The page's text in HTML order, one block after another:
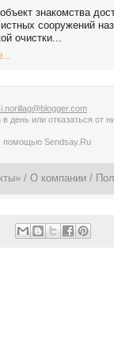
знакомства
сооружений
очистки...
в день или отказаться от
помощью Sendsay.Ru
/ О компании /